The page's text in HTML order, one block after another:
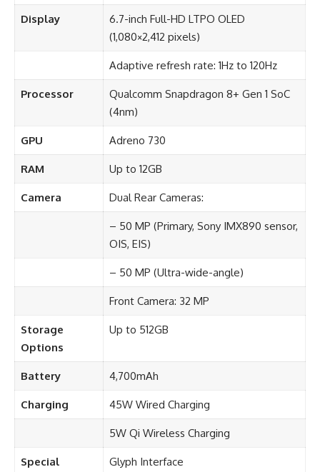
Display
6.7-inch Full-HD LTPO OLED
(1,080×2,412 pixels)
Adaptive refresh rate: 1Hz to 120Hz
Processor
Qualcomm Snapdragon 8+ Gen 1 SoC
(4nm)
GPU Adreno 730
RAM Up to 12GB
Camera Dual Rear Cameras:
– 50 MP (Primary, Sony IMX890 sensor,
OIS, EIS)
– 50 MP (Ultra-wide-angle)
Front Camera: 32 MP
Storage
Options
Up to 512GB
Battery 4,700mAh
Charging 45W Wired Charging
5W Qi Wireless Charging
Special
Glyph Interface